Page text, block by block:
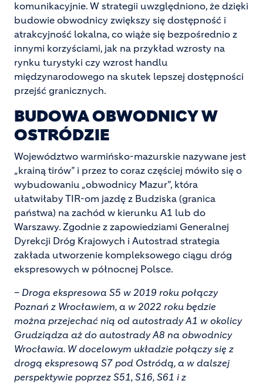
komunikacyjnie. W strategii uwzględniono, że dzięki
budowie obwodnicy zwiększy się dostępność i
atrakcyjność lokalna, co wiąże się bezpośrednio z
innymi korzyściami, jak na przykład wzrosty na
rynku turystyki czy wzrost handlu
międzynarodowego na skutek lepszej dostępności
przejść granicznych.
BUDOWA OBWODNICY W
OSTRÓDZIE
Województwo warmińsko-mazurskie nazywane jest
„krainą tirów” i przez to coraz częściej mówiło się o
wybudowaniu „obwodnicy Mazur”, która
ułatwiłaby TIR-om jazdę z Budziska (granica
państwa) na zachód w kierunku A1 lub do
Warszawy. Zgodnie z zapowiedziami Generalnej
Dyrekcji Dróg Krajowych i Autostrad strategia
zakłada utworzenie kompleksowego ciągu dróg
ekspresowych w północnej Polsce.
– Droga ekspresowa S5 w 2019 roku połączy
Poznań z Wrocławiem, a w 2022 roku będzie
można przejechać nią od autostrady A1 w okolicy
Grudziądza aż do autostrady A8 na obwodnicy
Wrocławia. W docelowym układzie połączy się z
drogą ekspresową S7 pod Ostródą, a w dalszej
perspektywie poprzez S51, S16, S61 i z